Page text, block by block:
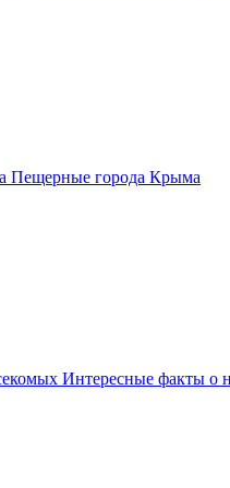
Пещерные города Крыма
Интересные факты о